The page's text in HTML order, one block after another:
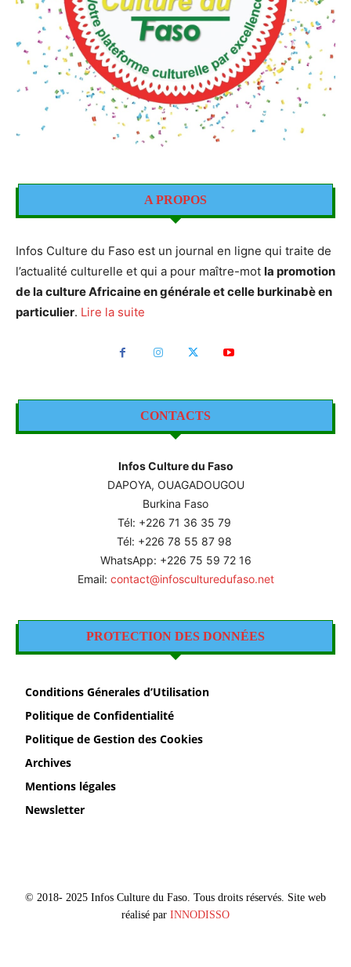
A PROPOS
Infos Culture du Faso est un journal en ligne qui traite de
l’actualité culturelle et qui a pour maître-mot la promotion
de la culture Africaine en générale et celle burkinabè en
particulier. Lire la suite
CONTACTS
Infos Culture du Faso
DAPOYA, OUAGADOUGOU
Burkina Faso
Tél: +226 71 36 35 79
Tél: +226 78 55 87 98
WhatsApp: +226 75 59 72 16
Email: contact@infosculturedufaso.net
PROTECTION DES DONNÉES
Conditions Génerales d’Utilisation
Politique de Confidentialité
Politique de Gestion des Cookies
Archives
Mentions légales
Newsletter
© 2018- 2025 Infos Culture du Faso. Tous droits réservés. Site web
réalisé par INNODISSO